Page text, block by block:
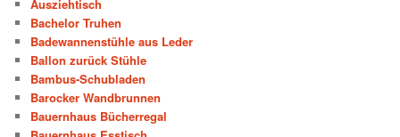
Ausziehtisch
Bachelor Truhen
Badewannenstühle aus Leder
Ballon zurück Stühle
Bambus-Schubladen
Barocker Wandbrunnen
Bauernhaus Bücherregal